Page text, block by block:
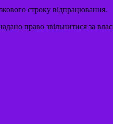
строку відпрацювання.
право звільнитися за